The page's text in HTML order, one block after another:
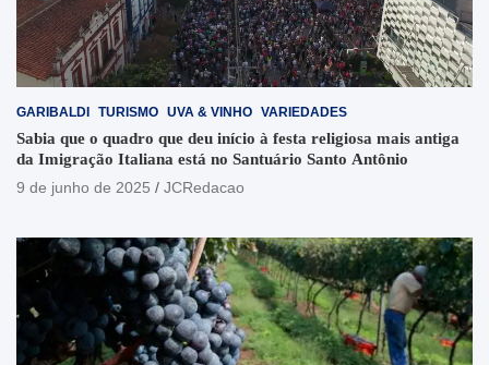
GARIBALDI TURISMO UVA & VINHO VARIEDADES
Sabia que o quadro que deu início à festa religiosa mais antiga
da Imigração Italiana está no Santuário Santo Antônio
9 de junho de 2025
JCRedacao